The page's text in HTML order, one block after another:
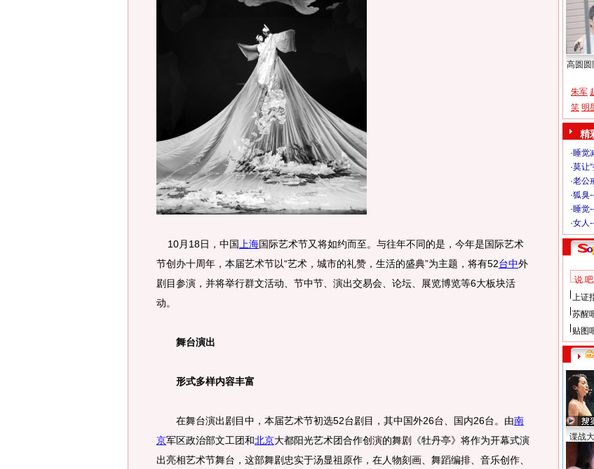
10月18日，中国 上海国际艺术节又将如约而至。与往年不同的是，今年是国际艺术
节创办十周年，本届艺术节以“艺术，城市的礼赞，生活的盛典”为主题，将有52台中外
剧目参演，并将举行群文活动、节中节、演出交易会、论坛、展览博览等6大板块活
动。
舞台演出
形式多样内容丰富
在舞台演出剧目中，本届艺术节初选52台剧目，其中国外26台、国内26台。由南
京军区政治部文工团和北京大都阳光艺术团合作创演的舞剧《牡丹亭》将作为开幕式演
出亮相艺术节舞台，这部舞剧忠实于汤显祖原作，在人物刻画、舞蹈编排、音乐创作、
高圆圆
朱军
笑 明
精
·睡觉
·莫让
·老公
·狐臭
·睡觉
·女人
说
上证
苏醒
贴图
谍战